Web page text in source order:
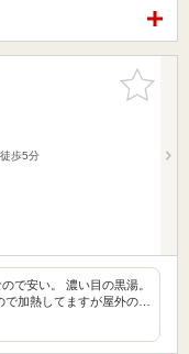
お気に入
りに追加
歩5分
で安い。 濃い目の黒湯。
で加熱してますが屋外の…